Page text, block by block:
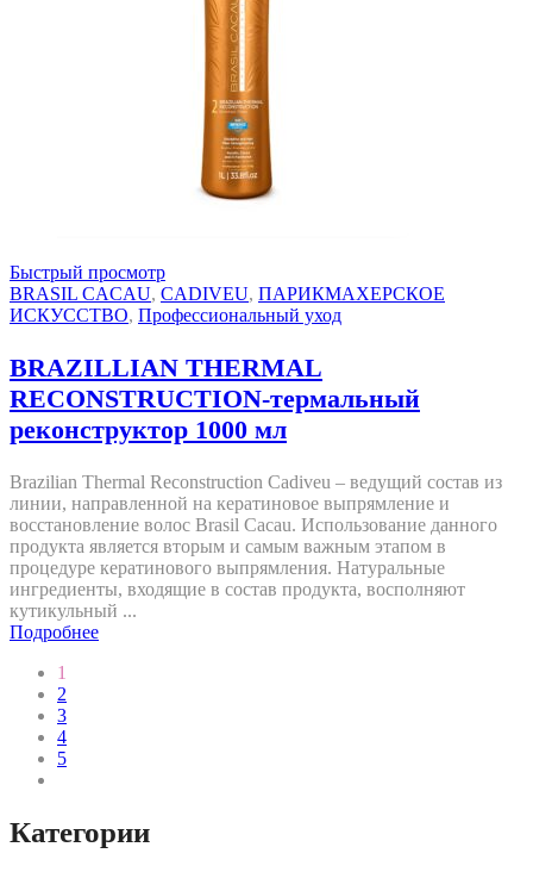
Быстрый просмотр
BRASIL CACAU, CADIVEU, ПАРИКМАХЕРСКОЕ
ИСКУССТВО, Профессиональный уход
BRAZILLIAN THERMAL
RECONSTRUCTION-термальный
реконструктор 1000 мл
Brazilian Thermal Reconstruction Cadiveu – ведущий состав из
линии, направленной на кератиновое выпрямление и
восстановление волос Brasil Cacau. Использование данного
продукта является вторым и самым важным этапом в
процедуре кератинового выпрямления. Натуральные
ингредиенты, входящие в состав продукта, восполняют
кутикульный ...
Подробнее
1
2
3
4
5
Категории